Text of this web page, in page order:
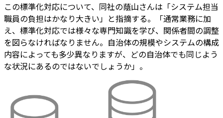
この標準化対応について、同社の蔭山さんは「システム担当
職員の負担はかなり大きい」と指摘する。「通常業務に加
え、標準化対応では様々な専門知識を学び、関係者間の調整
を図らなければなりません。自治体の規模やシステムの構成
内容によっても多少異なりますが、どの自治体でも同じよう
な状況にあるのではないでしょうか」。